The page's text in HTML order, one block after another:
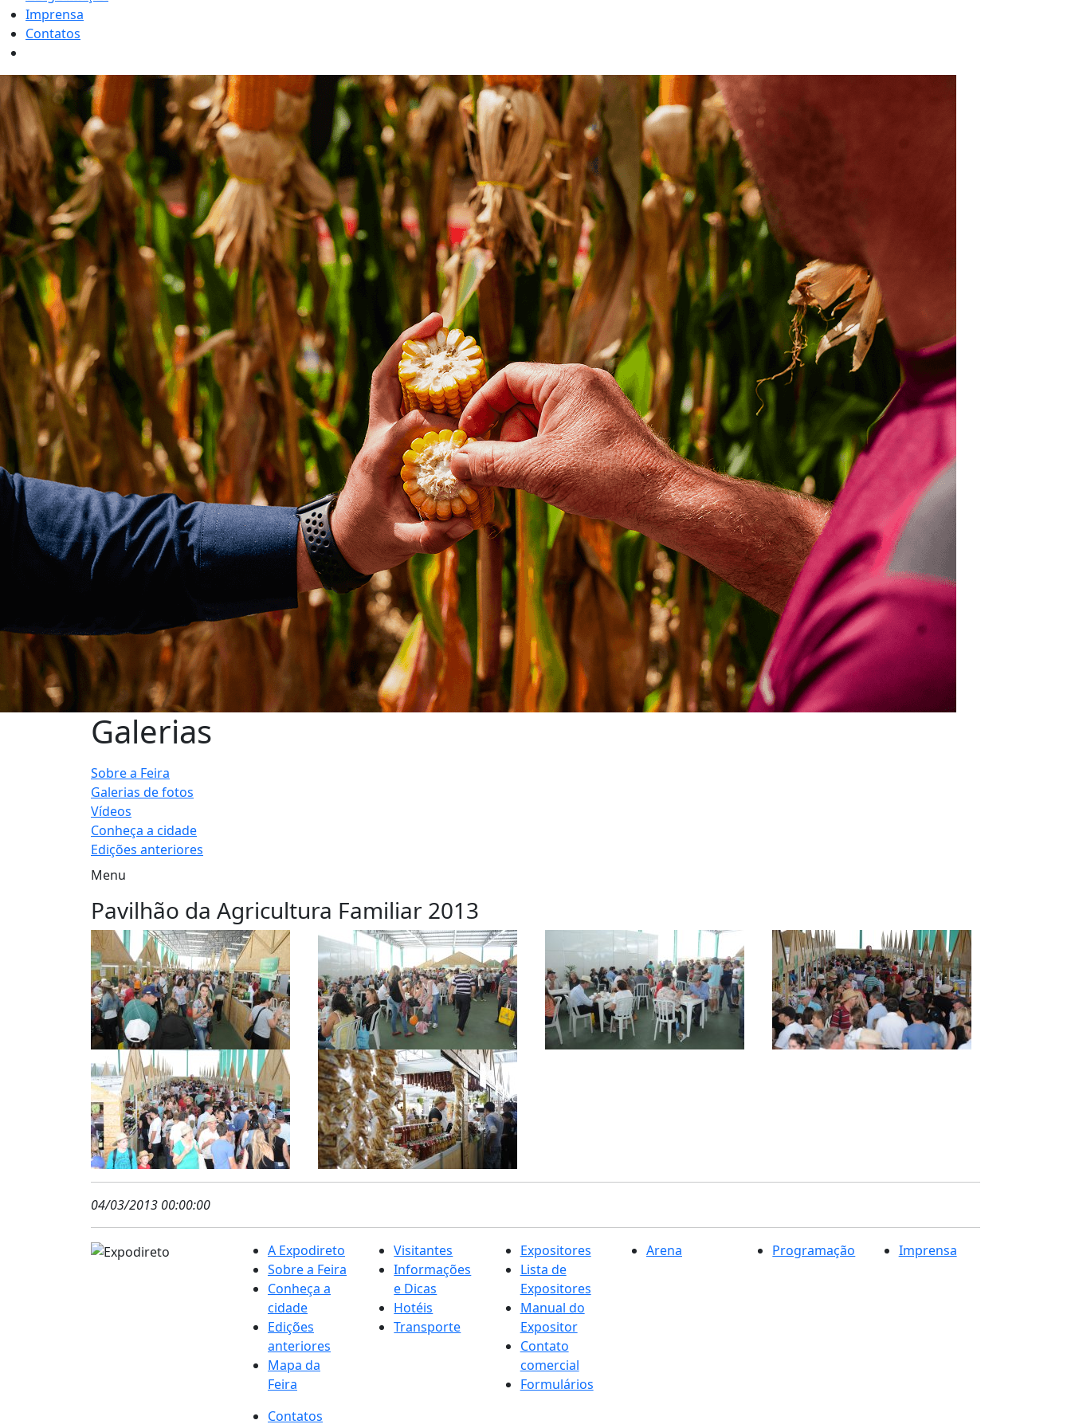
Imprensa
Contatos
Galerias
Sobre a Feira
Galerias de fotos
Vídeos
Conheça a cidade
Edições anteriores
Menu
Pavilhão da Agricultura Familiar 2013
04/03/2013 00:00:00
A Expodireto
Sobre a Feira
Conheça a
cidade
Edições
anteriores
Mapa da
Feira
Visitantes
Informações
e Dicas
Hotéis
Transporte
Expositores
Lista de
Expositores
Manual do
Expositor
Contato
comercial
Formulários
Arena Programação Imprensa
Contatos